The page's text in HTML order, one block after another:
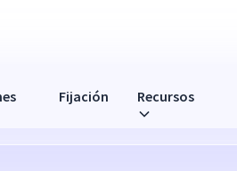
Fijación Recursos
remotos a diario